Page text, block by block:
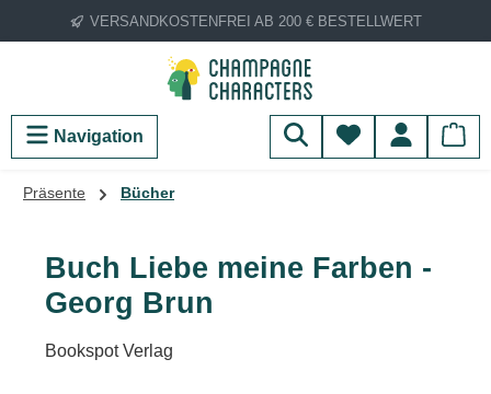
Zum Hauptinhalt springen
VERSANDKOSTENFREI AB 200 € BESTELLWERT
Navigation Du hast 0
Präsente Bücher
Buch Liebe meine Farben -
Georg Brun
Bookspot Verlag